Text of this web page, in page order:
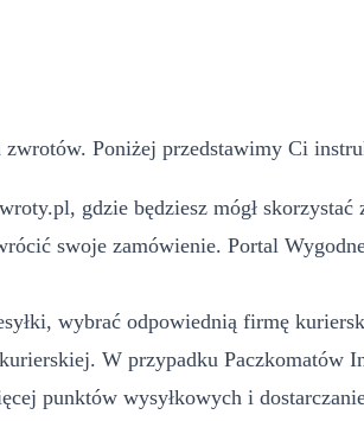
Poniżej przedstawimy Ci
gdzie będziesz mógł skorzystać
swoje zamówienie. Portal
wybrać odpowiednią firmę
W przypadku Paczkomatów
punktów wysyłkowych i